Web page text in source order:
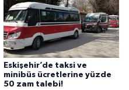
Eskişehir’de taksi ve
minibüs ücretlerine yüzde
50 zam talebi!